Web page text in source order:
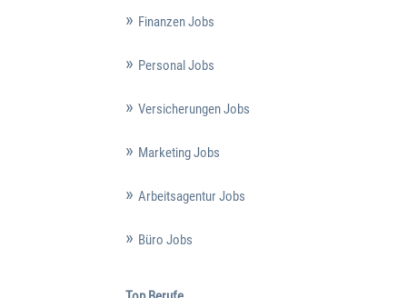
Finanzen Jobs
Personal Jobs
Versicherungen Jobs
Marketing Jobs
Arbeitsagentur Jobs
Büro Jobs